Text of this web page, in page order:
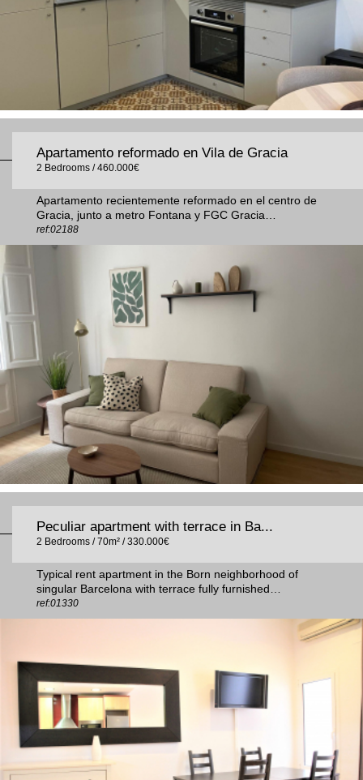
Apartamento reformado en Vila de Gracia
2 Bedrooms / 460.000€
Apartamento recientemente reformado en el centro de
Gracia, junto a metro Fontana y FGC Gracia…
ref:02188
Peculiar apartment with terrace in Ba...
2 Bedrooms / 70m² / 330.000€
Typical rent apartment in the Born neighborhood of
singular Barcelona with terrace fully furnished…
ref:01330